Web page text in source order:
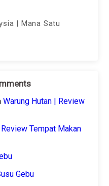
| Mana Satu
Warung Hutan | Review
Tempat Makan
Gebu